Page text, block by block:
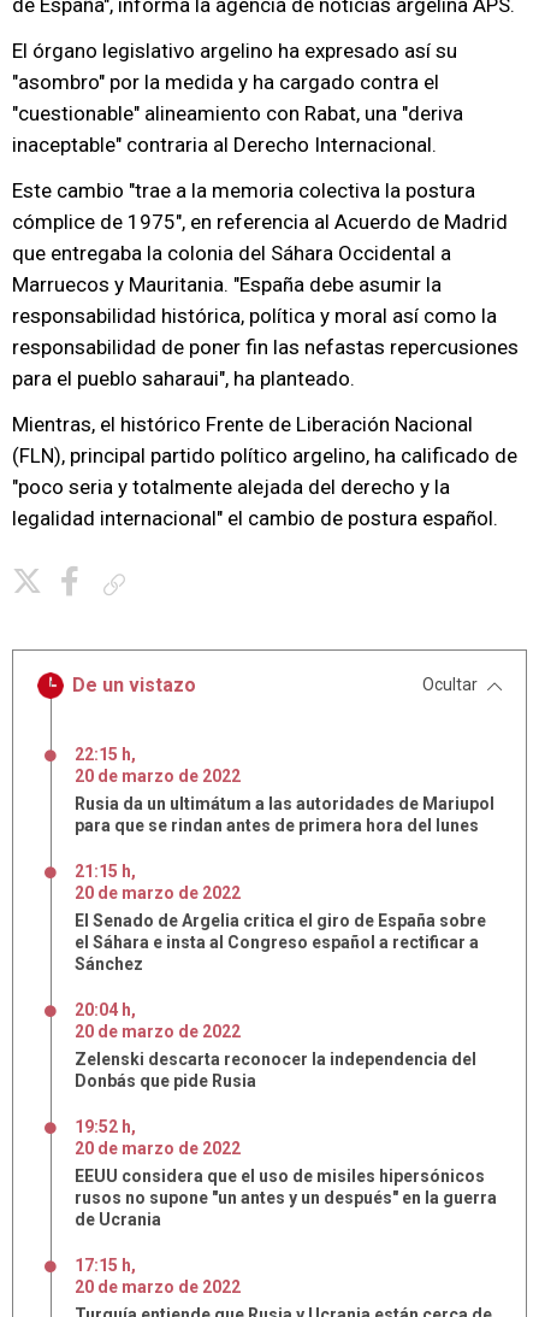
de España", informa la agencia de noticias argelina APS.
El órgano legislativo argelino ha expresado así su
"asombro" por la medida y ha cargado contra el
"cuestionable" alineamiento con Rabat, una "deriva
inaceptable" contraria al Derecho Internacional.
Este cambio "trae a la memoria colectiva la postura
cómplice de 1975", en referencia al Acuerdo de Madrid
que entregaba la colonia del Sáhara Occidental a
Marruecos y Mauritania. "España debe asumir la
responsabilidad histórica, política y moral así como la
responsabilidad de poner fin las nefastas repercusiones
para el pueblo saharaui", ha planteado.
Mientras, el histórico Frente de Liberación Nacional
(FLN), principal partido político argelino, ha calificado de
"poco seria y totalmente alejada del derecho y la
legalidad internacional" el cambio de postura español.
De un vistazo Ocultar
22:15 h,
20 de marzo de 2022
Rusia da un ultimátum a las autoridades de Mariupol
para que se rindan antes de primera hora del lunes
21:15 h,
20 de marzo de 2022
El Senado de Argelia critica el giro de España sobre
el Sáhara e insta al Congreso español a rectificar a
Sánchez
20:04 h,
20 de marzo de 2022
Zelenski descarta reconocer la independencia del
Donbás que pide Rusia
19:52 h,
20 de marzo de 2022
EEUU considera que el uso de misiles hipersónicos
rusos no supone "un antes y un después" en la guerra
de Ucrania
17:15 h,
20 de marzo de 2022